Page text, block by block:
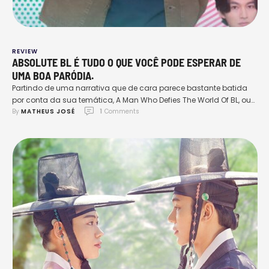
REVIEW
ABSOLUTE BL É TUDO O QUE VOCÊ PODE ESPERAR DE
UMA BOA PARÓDIA.
Partindo de uma narrativa que de cara parece bastante batida
por conta da sua temática, A Man Who Defies The World Of BL, ou
simplesmente Absolute BL, surge da união de dois fatores
extremamente inteligente, em que ambos são capazes de dar
sentido a um …
By MATHEUS JOSÉ 1 Comments